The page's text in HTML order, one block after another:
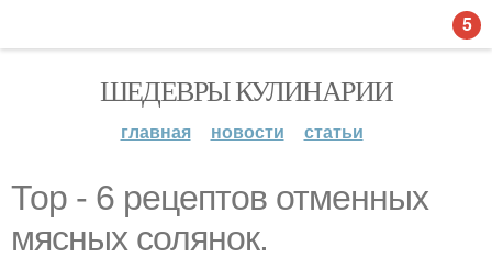
ШЕДЕВРЫ КУЛИНАРИИ
главная новости статьи
Тор - 6 рецептов отменных
мясных солянок.
5